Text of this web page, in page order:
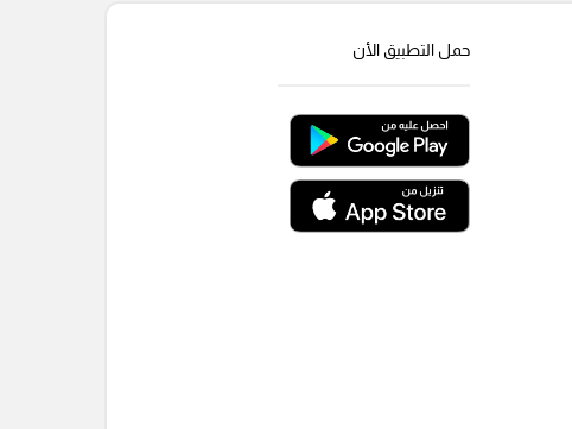
حمل التطبيق الأن